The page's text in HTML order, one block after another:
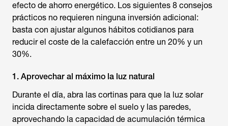
efecto de ahorro energético. Los siguientes 8 consejos
prácticos no requieren ninguna inversión adicional:
basta con ajustar algunos hábitos cotidianos para
reducir el coste de la calefacción entre un 20% y un
30%.
1. Aprovechar al máximo la luz natural
Durante el día, abra las cortinas para que la luz solar
incida directamente sobre el suelo y las paredes,
aprovechando la capacidad de acumulación térmica